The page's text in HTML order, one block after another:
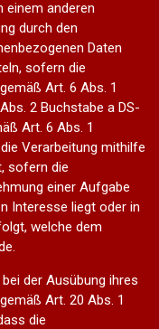
einem anderen
durch den
Daten
sofern die
Art. 6 Abs. 1
2 Buchstabe a DS-
Art. 6 Abs. 1
Verarbeitung mithilfe
sofern die
einer Aufgabe
Interesse liegt oder in
welche dem
der Ausübung ihres
Art. 20 Abs. 1
die